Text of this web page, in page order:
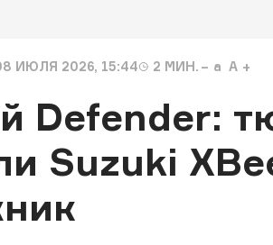
ИЮЛЯ 2026, 15:44 2 МИН. a A
Defender:
Suzuki